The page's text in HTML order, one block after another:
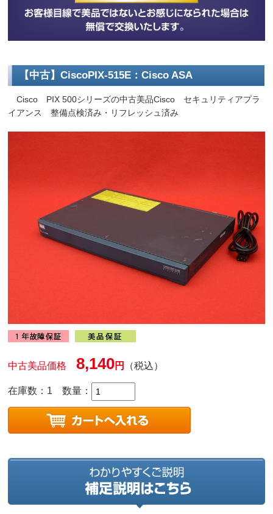
【中古】CiscoPIX-515E：Cisco ASA
Cisco PIX 500シリーズの中古美品Cisco セキュリティアプラ
イアンス 整備点検済み・リフレッシュ済み
中古美品価格8,140円 （税込）
在庫数：1 数量：